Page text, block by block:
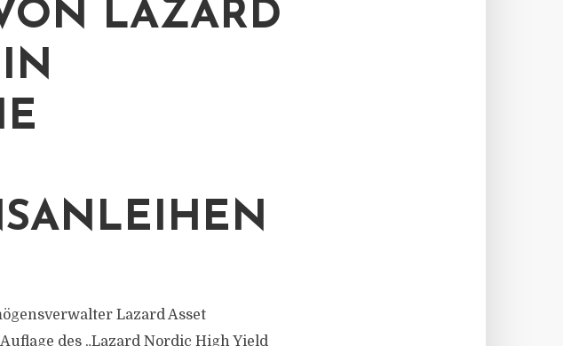
LAZARD
Lazard Asset
des „Lazard Nordic High Yield